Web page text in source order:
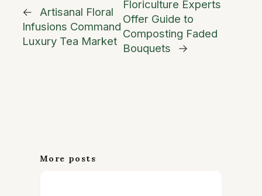
←
Artisanal Floral
Infusions Command
Luxury Tea Market
Floriculture Experts
Offer Guide to
Composting Faded
Bouquets
→
More posts